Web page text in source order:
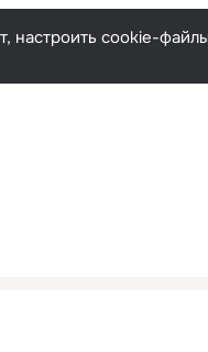
настроить cookie-